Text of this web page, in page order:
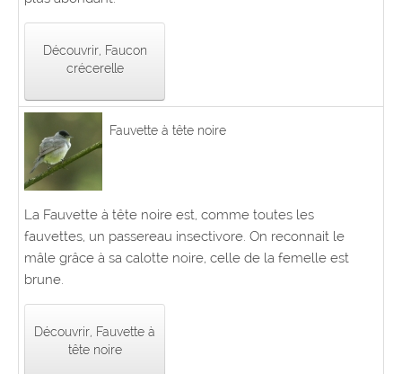
Découvrir, Faucon
crécerelle
Fauvette à tête noire
La Fauvette à tête noire est, comme toutes les
fauvettes, un passereau insectivore. On reconnait le
mâle grâce à sa calotte noire, celle de la femelle est
brune.
Découvrir, Fauvette à
tête noire